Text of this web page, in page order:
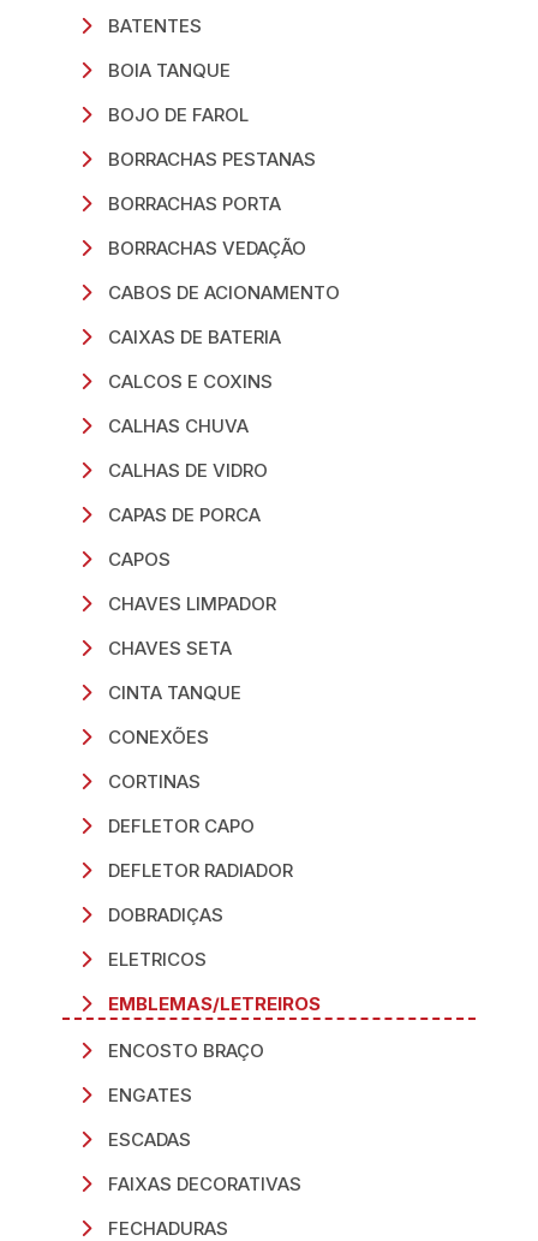
BATENTES
BOIA TANQUE
BOJO DE FAROL
BORRACHAS PESTANAS
BORRACHAS PORTA
BORRACHAS VEDAÇÃO
CABOS DE ACIONAMENTO
CAIXAS DE BATERIA
CALCOS E COXINS
CALHAS CHUVA
CALHAS DE VIDRO
CAPAS DE PORCA
CAPOS
CHAVES LIMPADOR
CHAVES SETA
CINTA TANQUE
CONEXÕES
CORTINAS
DEFLETOR CAPO
DEFLETOR RADIADOR
DOBRADIÇAS
ELETRICOS
EMBLEMAS/LETREIROS
ENCOSTO BRAÇO
ENGATES
ESCADAS
FAIXAS DECORATIVAS
FECHADURAS